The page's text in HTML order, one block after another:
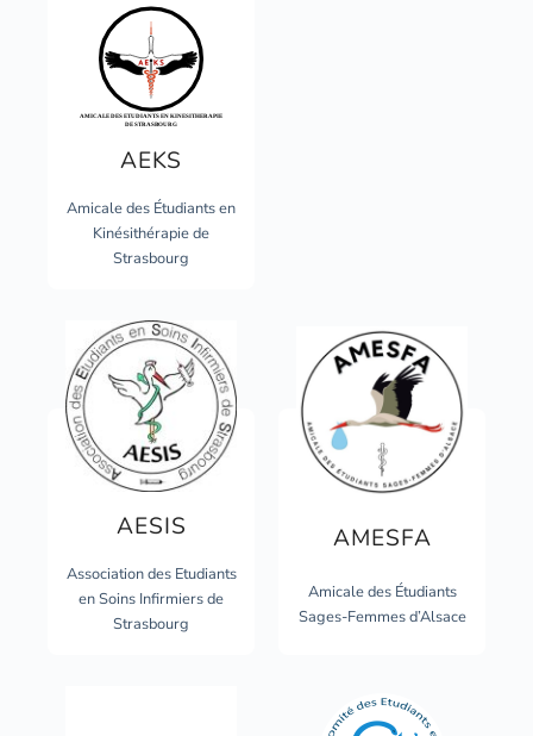
AEKS
Amicale des Étudiants en
Kinésithérapie de
Strasbourg
AESIS
Association des Etudiants
en Soins Infirmiers de
Strasbourg
AMESFA
Amicale des Étudiants
Sages-Femmes d’Alsace